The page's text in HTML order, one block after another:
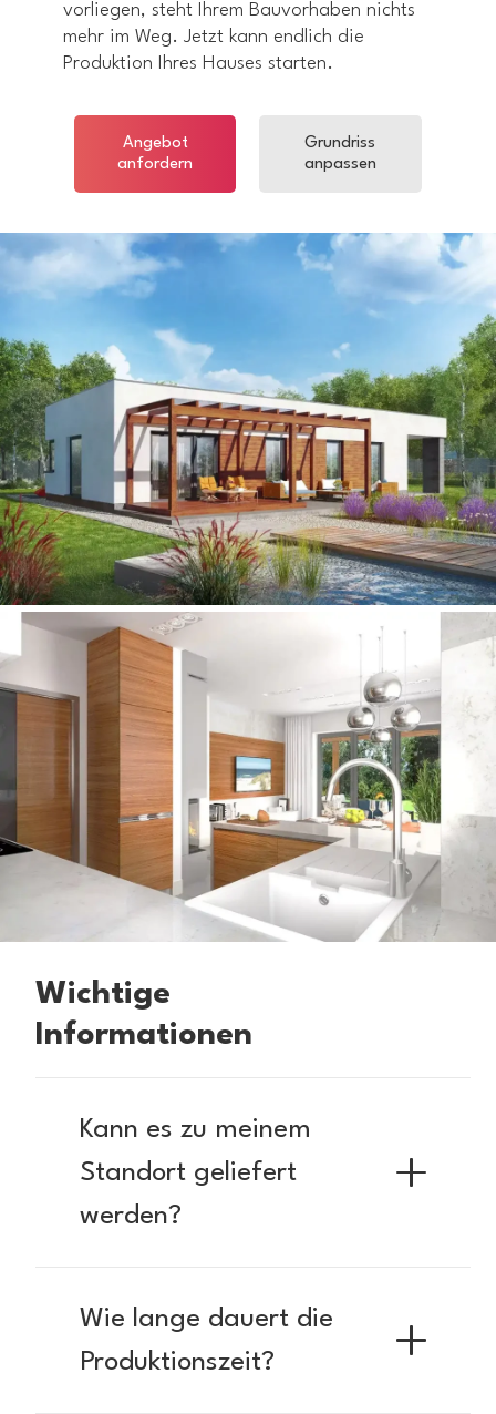
vorliegen, steht Ihrem Bauvorhaben nichts
mehr im Weg. Jetzt kann endlich die
Produktion Ihres Hauses starten.
Angebot
anfordern
Grundriss
anpassen
Wichtige
Informationen
Kann es zu meinem
Standort geliefert
werden?
Wie lange dauert die
Produktionszeit?